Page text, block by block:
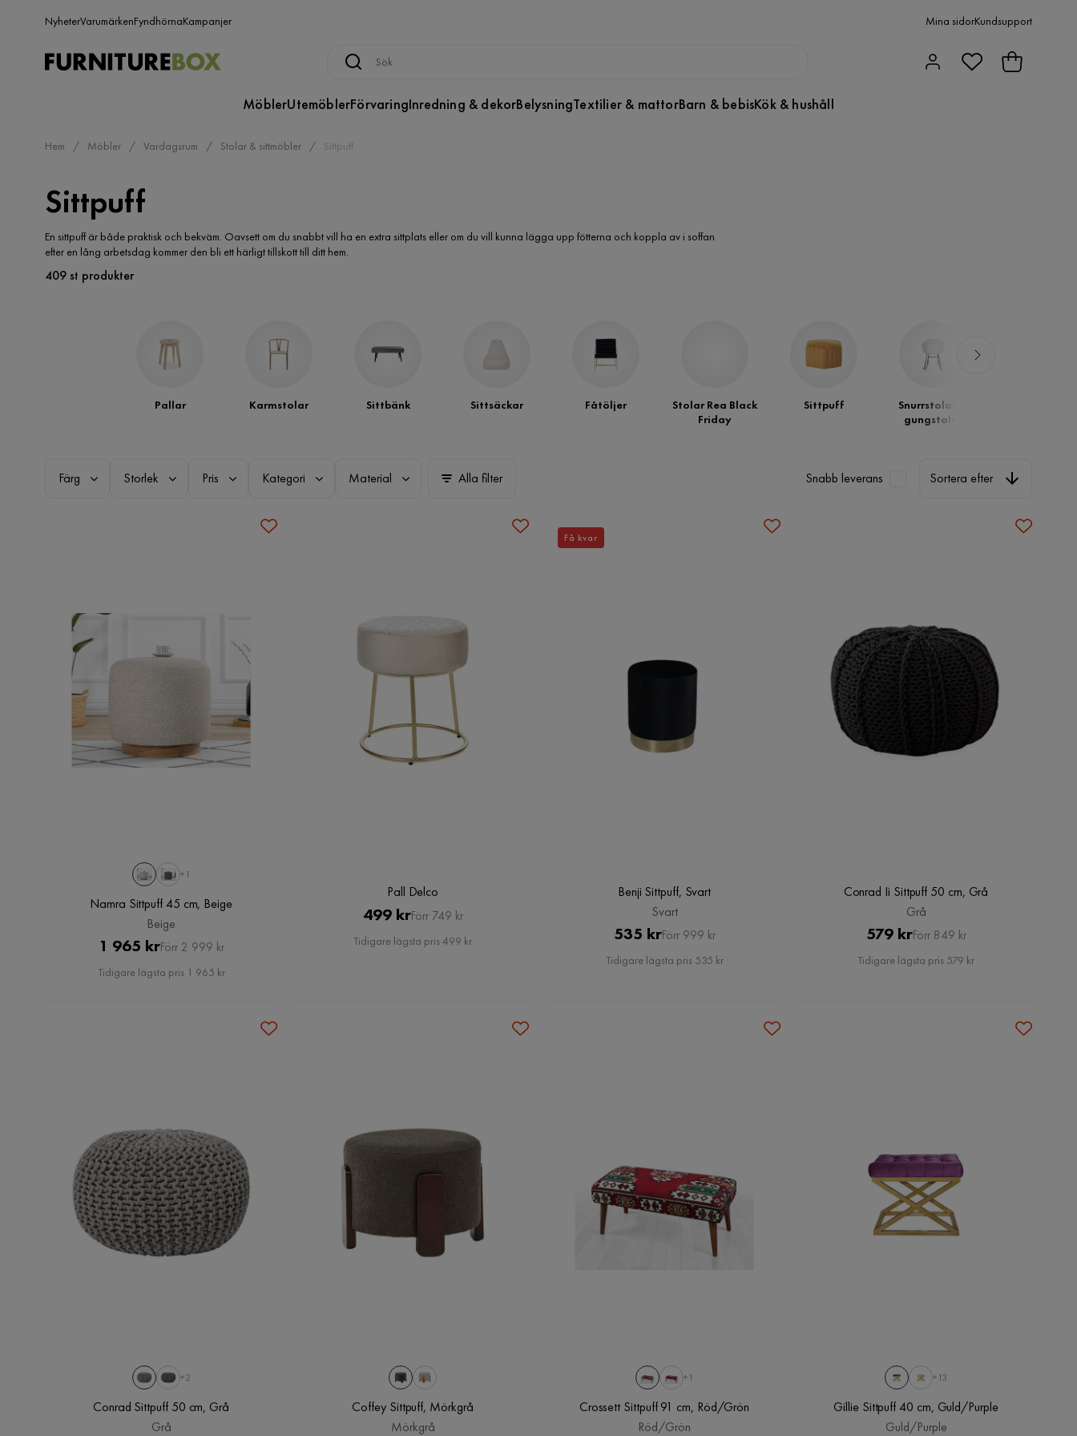
NyheterVarumärkenFyndhörnaKampanjer Mina sidorKundsupport
MöblerUtemöblerFörvaringInredning & dekorBelysningTextilier & mattorBarn & bebisKök & hushåll
Hem Möbler Vardagsrum Stolar & sittmöbler Sittpuff
Sittpuff
En sittpuff är både praktisk och bekväm. Oavsett om du snabbt vill ha en extra sittplats eller om du vill kunna lägga upp fötterna och koppla av i soffan
efter en lång arbetsdag kommer den bli ett härligt tillskott till ditt hem.
409 st produkter
Pallar Karmstolar Sittbänk Sittsäckar Fåtöljer
Stolar Rea Black
Friday
Sittpuff
Snurrstolar &
gungstolar
Färg Storlek Pris Kategori Material Alla filter Snabb leverans Sortera efter
+1
Namra Sittpuff 45 cm, Beige
Beige
Pris
1 965 krOriginal
Pris
Förr 2 999 kr
Tidigare lägsta pris 1 965 kr
Pall Delco
Pris
499 krOriginal
Pris
Förr 749 kr
Tidigare lägsta pris 499 kr
Benji Sittpuff, Svart
Svart
Pris
535 krOriginal
Pris
Förr 999 kr
Tidigare lägsta pris 535 kr
Få kvar
Conrad Ii Sittpuff 50 cm, Grå
Grå
Pris
579 krOriginal
Pris
Förr 849 kr
Tidigare lägsta pris 579 kr
+2
Conrad Sittpuff 50 cm, Grå
Grå
Coffey Sittpuff, Mörkgrå
Mörkgrå
+1
Crossett Sittpuff 91 cm, Röd/Grön
Röd/Grön
+13
Gillie Sittpuff 40 cm, Guld/Purple
Guld/Purple